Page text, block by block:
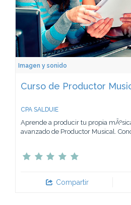
Imagen y sonido
Curso de Productor
CPA SALDUIE
Aprende a producir tu propia
avanzado de Productor Musical.
Compartir